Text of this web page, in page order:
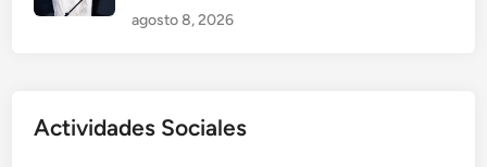
agosto 8, 2026
Actividades Sociales